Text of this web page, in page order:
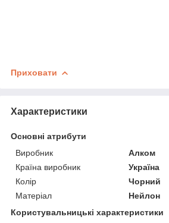
Приховати
Характеристики
Основні атрибути
Виробник
Алком
Країна виробник
Україна
Колір
Чорний
Матеріал
Нейлон
Користувальницькі характеристики